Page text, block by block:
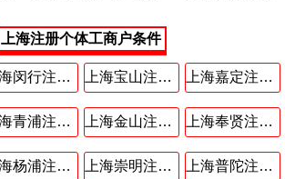
上海注册个体工商户条件
上海闵行注册公司 上海宝山注册公司 上海嘉定注册公司
上海青浦注册公司 上海金山注册公司 上海奉贤注册公司
上海杨浦注册公司 上海崇明注册公司 上海普陀注册公司